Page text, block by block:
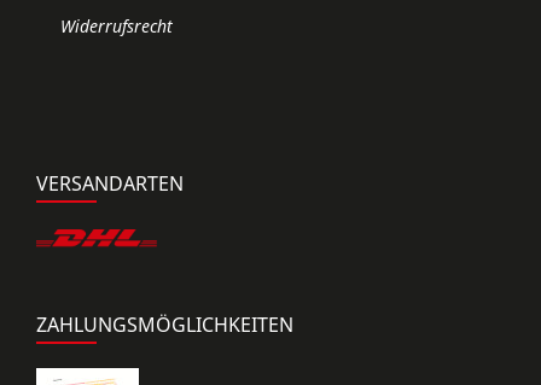
Widerrufsrecht
VERSANDARTEN
ZAHLUNGSMÖGLICHKEITEN